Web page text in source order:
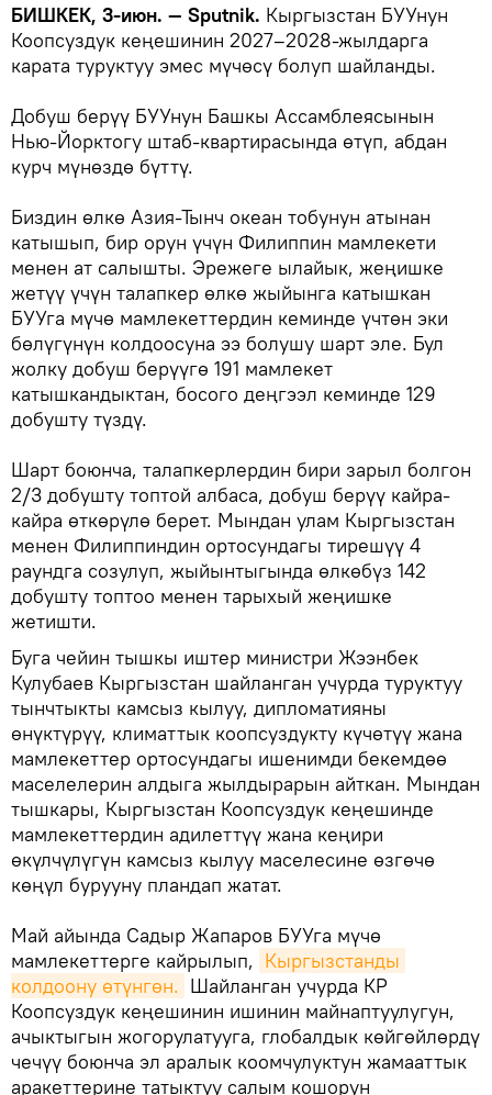
БИШКЕК, 3-июн. — Sputnik. Кыргызстан БУУнун
Коопсуздук кеңешинин 2027–2028-жылдарга
карата туруктуу эмес мүчөсү болуп шайланды.
Добуш берүү БУУнун Башкы Ассамблеясынын
Нью-Йорктогу штаб-квартирасында өтүп, абдан
курч мүнөздө бүттү.
Биздин өлкө Азия-Тынч океан тобунун атынан
катышып, бир орун үчүн Филиппин мамлекети
менен ат салышты. Эрежеге ылайык, жеңишке
жетүү үчүн талапкер өлкө жыйынга катышкан
БУУга мүчө мамлекеттердин кеминде үчтөн эки
бөлүгүнүн колдоосуна ээ болушу шарт эле. Бул
жолку добуш берүүгө 191 мамлекет
катышкандыктан, босого деңгээл кеминде 129
добушту түздү.
Шарт боюнча, талапкерлердин бири зарыл болгон
2/3 добушту топтой албаса, добуш берүү кайра-
кайра өткөрүлө берет. Мындан улам Кыргызстан
менен Филиппиндин ортосундагы тирешүү 4
раундга созулуп, жыйынтыгында өлкөбүз 142
добушту топтоо менен тарыхый жеңишке
жетишти.
Буга чейин тышкы иштер министри Жээнбек
Кулубаев Кыргызстан шайланган учурда туруктуу
тынчтыкты камсыз кылуу, дипломатияны
өнүктүрүү, климаттык коопсуздукту күчөтүү жана
мамлекеттер ортосундагы ишенимди бекемдөө
маселелерин алдыга жылдырарын айткан. Мындан
тышкары, Кыргызстан Коопсуздук кеңешинде
мамлекеттердин адилеттүү жана кеңири
өкүлчүлүгүн камсыз кылуу маселесине өзгөчө
көңүл бурууну пландап жатат.
Май айында Садыр Жапаров БУУга мүчө
мамлекеттерге кайрылып, Кыргызстанды
колдоону өтүнгөн. Шайланган учурда КР
Коопсуздук кеңешинин ишинин майнаптуулугун,
ачыктыгын жогорулатууга, глобалдык көйгөйлөрдү
чечүү боюнча эл аралык коомчулуктун жамааттык
аракеттерине татыктуу салым кошорун